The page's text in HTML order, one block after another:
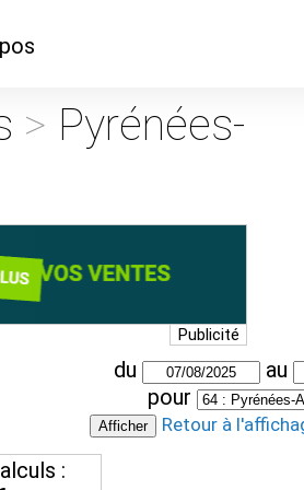
nous ?
> Pyrénées-
Publicité
du
au
pour
Retour à
: